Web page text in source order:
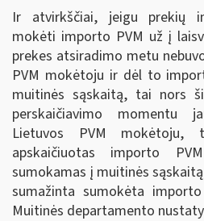
Ir atvirkščiai, jeigu prekių
mokėti importo PVM už į
prekes atsiradimo metu
PVM mokėtoju ir dėl to
muitinės sąskaitą, tai nors
perskaičiavimo momentu
Lietuvos PVM mokėtoju,
apskaičiuotas importo
sumokamas į muitinės
sumažinta sumokėta
Muitinės departamento